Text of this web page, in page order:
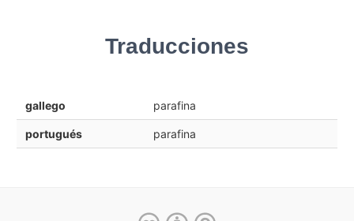
Traducciones
gallego parafina
portugués parafina